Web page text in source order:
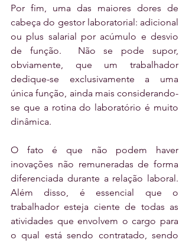
Por fim, uma das maiores dores de
cabeça do gestor laboratorial: adicional
ou plus salarial por acúmulo e desvio
de função.  Não se pode supor,
obviamente, que um trabalhador
dedique-se exclusivamente a uma
única função, ainda mais considerando-
se que a rotina do laboratório é muito
dinâmica.
O fato é que não podem haver
inovações não remuneradas de forma
diferenciada durante a relação laboral.
Além disso, é essencial que o
trabalhador esteja ciente de todas as
atividades que envolvem o cargo para
o qual está sendo contratado, sendo